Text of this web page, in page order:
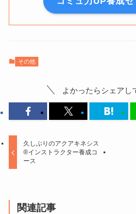
その他
よかったらシェアし
久しぶりのアクアキネシス
®︎インストラクター養成コ
ース
関連記事